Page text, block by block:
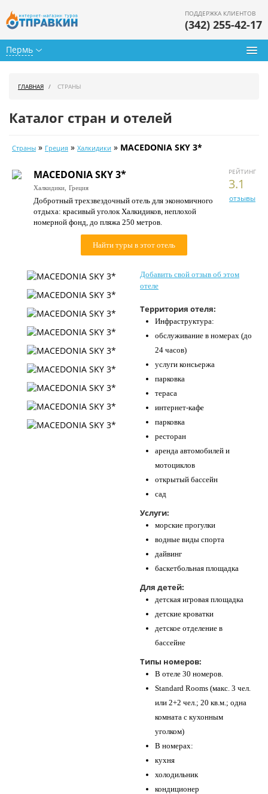
Пермь
ПОДДЕРЖКА КЛИЕНТОВ
(342) 255-42-17
Календарь туров
Цены дня
Страны
Как купить
Контакты
ГЛАВНАЯ СТРАНЫ
Каталог стран и отелей
Страны » Греция » Халкидики » MACEDONIA SKY 3*
РЕЙТИНГ
3.1
отзывы
MACEDONIA SKY 3*
Халкидики, Греция
Добротный трехзвездочный отель для экономичного
отдыха: красивый уголок Халкидиков, неплохой
номерной фонд, до пляжа 250 метров.
Найти туры в этот отель
Добавить свой отзыв об этом
отеле
Территория отеля:
Инфраструктура:
обслуживание в номерах (до
24 часов)
услуги консьержа
парковка
тераса
интернет-кафе
парковка
ресторан
аренда автомобилей и
мотоциклов
открытый бассейн
сад
Услуги:
морские прогулки
водные виды спорта
дайвинг
баскетбольная площадка
Для детей:
детская игровая площадка
детские кроватки
детское отделение в
бассейне
Типы номеров:
В отеле 30 номеров.
Standard Rooms (макс. 3 чел.
или 2+2 чел.; 20 кв.м.; одна
комната с кухонным
уголком)
В номерах:
кухня
холодильник
кондиционер